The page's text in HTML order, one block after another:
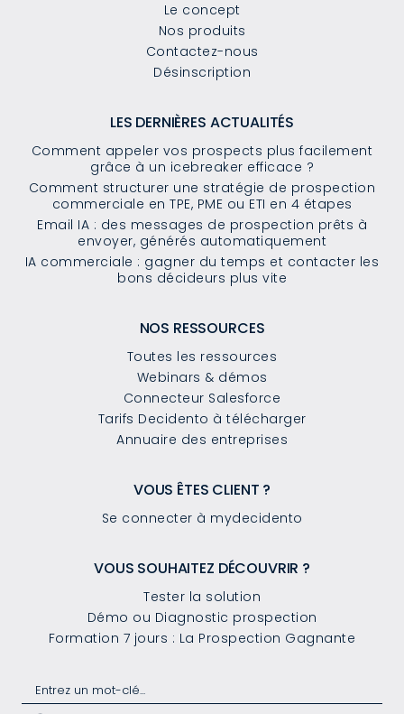
Le concept
Nos produits
Contactez-nous
Désinscription
LES DERNIÈRES ACTUALITÉS
Comment appeler vos prospects plus facilement
grâce à un icebreaker efficace ?
Comment structurer une stratégie de prospection
commerciale en TPE, PME ou ETI en 4 étapes
Email IA : des messages de prospection prêts à
envoyer, générés automatiquement
IA commerciale : gagner du temps et contacter les
bons décideurs plus vite
NOS RESSOURCES
Toutes les ressources
Webinars & démos
Connecteur Salesforce
Tarifs Decidento à télécharger
Annuaire des entreprises
VOUS ÊTES CLIENT ?
Se connecter à mydecidento
VOUS SOUHAITEZ DÉCOUVRIR ?
Tester la solution
Démo ou Diagnostic prospection
Formation 7 jours : La Prospection Gagnante